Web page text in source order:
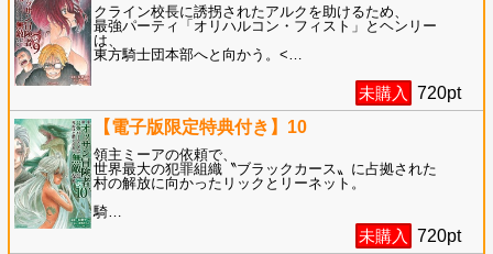
クライン校長に誘拐されたアルクを助けるため、
最強パーティ「オリハルコン・フィスト」とヘンリー
は、
東方騎士団本部へと向かう。<
未購入 720pt
【電子版限定特典付き】10
領主ミーアの依頼で、
世界最大の犯罪組織〝ブラックカース〟に占拠された
村の解放に向かったリックとリーネット。
騎
未購入 720pt